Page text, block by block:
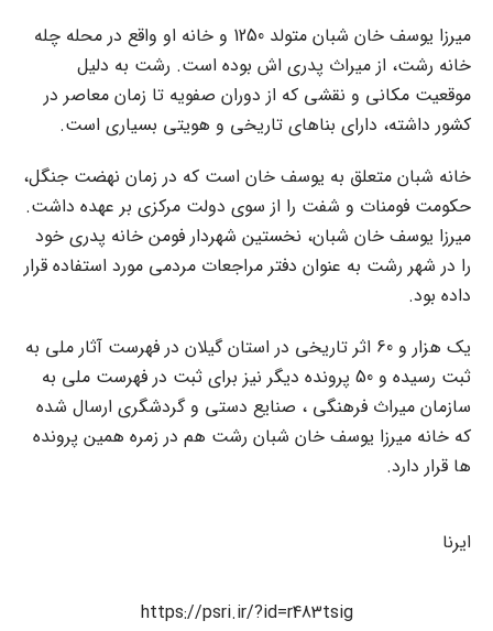
میرزا یوسف خان شبان متولد 1250 و خانه او واقع در محله چله
خانه رشت، از میراث پدری اش بوده است. رشت به دلیل
موقعیت مکانی و نقشی که از دوران صفویه تا زمان معاصر در
کشور داشته، دارای بناهای تاریخی و هویتی بسیاری است.
خانه شبان متعلق به یوسف خان است که در زمان نهضت جنگل،
حکومت فومنات و شفت را از سوی دولت مرکزی بر عهده داشت.
میرزا یوسف خان شبان، نخستین شهردار فومن خانه پدری خود
را در شهر رشت به عنوان دفتر مراجعات مردمی مورد استفاده قرار
داده بود.
یک هزار و 60 اثر تاریخی در استان گیلان در فهرست آثار ملی به
ثبت رسیده و 50 پرونده دیگر نیز برای ثبت در فهرست ملی به
سازمان میراث فرهنگی ، صنایع دستی و گردشگری ارسال شده
که خانه میرزا یوسف خان شبان رشت هم در زمره همین پرونده
ها قرار دارد.
ایرنا
https://psri.ir/?id=r483tsig